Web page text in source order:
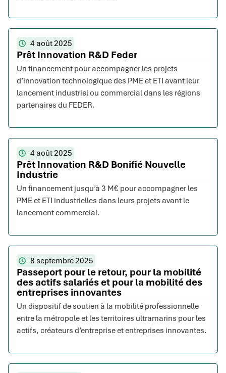
4 août 2025
Prêt Innovation R&D Feder
Un financement pour accompagner les projets
d’innovation technologique des PME et ETI avant leur
lancement industriel ou commercial dans les régions
partenaires du FEDER.
4 août 2025
Prêt Innovation R&D Bonifié Nouvelle
Industrie
Un financement jusqu’à 3 M€ pour accompagner les
PME et ETI industrielles dans leurs projets avant le
lancement commercial.
8 septembre 2025
Passeport pour le retour, pour la mobilité
des actifs salariés et pour la mobilité des
entreprises innovantes
Un dispositif de soutien à la mobilité professionnelle
entre la métropole et les territoires ultramarins pour les
actifs, créateurs d’entreprise et entreprises innovantes.